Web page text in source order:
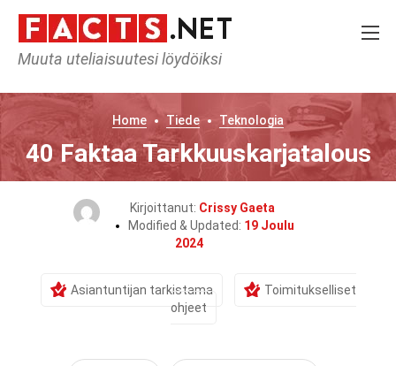
Muuta uteliaisuutesi löydöiksi
Home Tiede Teknologia
40 Faktaa Tarkkuuskarjatalous
Kirjoittanut: Crissy Gaeta
Modified & Updated: 19 Joulu
2024
Asiantuntijan tarkistama
Toimitukselliset
ohjeet